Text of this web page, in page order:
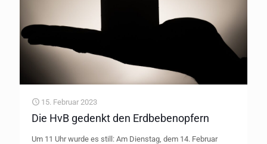
15. Februar 2023
Die HvB gedenkt den Erdbebenopfern
Um 11 Uhr wurde es still: Am Dienstag, dem 14. Februar